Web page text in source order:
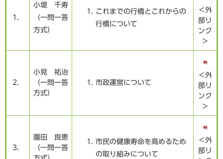
1．
小堤 千寿
（一問一答
方式）
これまでの行橋とこれからの
行橋について
＜外
部リ
ンク
＞
2．
小見 祐治
（一問一答
方式）
市政運営について
＜外
部リ
ンク
＞
3．
園田 良恵
（一問一答
市民の健康寿命を高めるため
の取り組みについて
＜外
部リ